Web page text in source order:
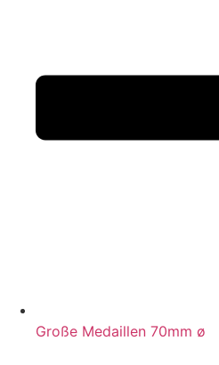
Große Medaillen 70mm ø